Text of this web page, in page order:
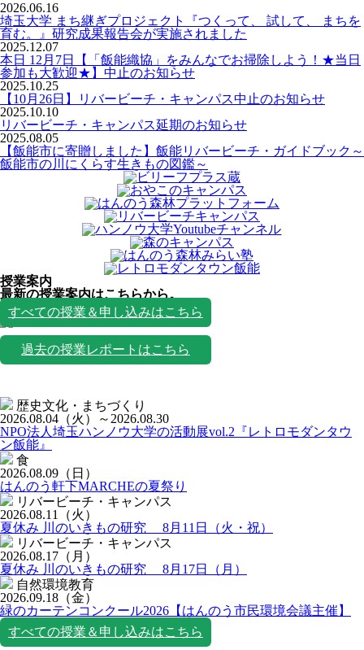
2026.06.16
埼玉大学 まち継ぎプロジェクト『つくって、 試して、 まちを
育む。』研究成果報告会が実施されました
2025.12.07
本日 12月7日【「飯能織協」をみんなでお掃除しよう！★当日
参加も大歓迎★】中止のお知らせ
2025.10.25
【10月26日】リバービーチ・キャンパス中止のお知らせ
2025.10.10
リバービーチ・キャンパス延期のお知らせ
2025.08.05
【飯能市に寄贈しました】飯能リバービーチ・ガイドブック～
飯能市の川にくらす生きもの図鑑～
授業案内
最新の授業案内はこちらから。
授業一覧
すべての授業＆申し込みはこちら
過去の授業レポートはこちら
歴史文化・まちづくり
2026.08.04 （火）
～2026.08.30
NPO法人埼玉ハンノウ大学の活動展vol.2『レトロモダンタウ
ン飯能』
食
2026.08.09 （日）
はんのう軒下MARCHEの夏祭り
リバービーチ・キャンパス
2026.08.11
（火）
夏休み 川のいきもの研究 8月11日（火・祝）
リバービーチ・キャンパス
2026.08.17 （月）
夏休み 川のいきもの研究 8月17日（月）
自然環境教育
2026.09.18 （金）
緑のカーテンコンクール2026【はんのう市民環境会議主催】
すべての授業＆申し込みはこちら